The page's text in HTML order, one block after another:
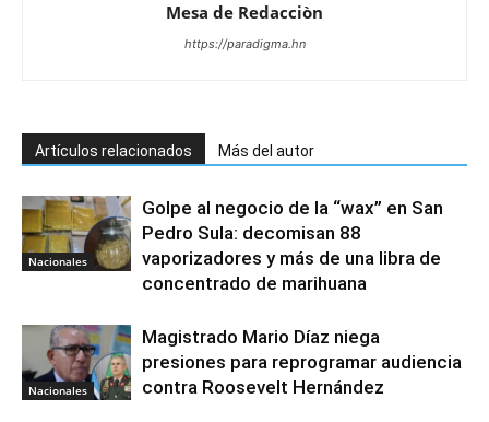
Mesa de Redacciòn
https://paradigma.hn
Artículos relacionados Más del autor
Nacionales
Golpe al negocio de la “wax” en San
Pedro Sula: decomisan 88
vaporizadores y más de una libra de
concentrado de marihuana
Nacionales
Magistrado Mario Díaz niega
presiones para reprogramar audiencia
contra Roosevelt Hernández